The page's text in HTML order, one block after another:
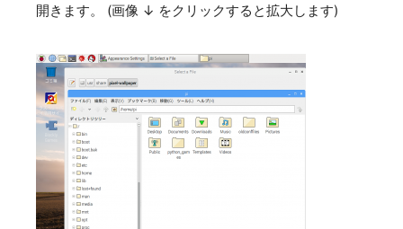
開きます。 (画像 ↓ をクリックすると拡大します)